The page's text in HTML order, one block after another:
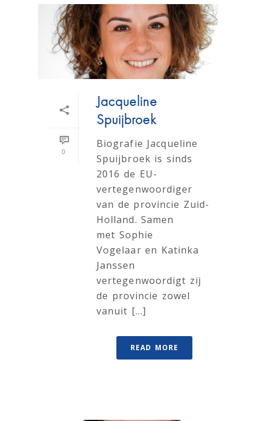
0
Jacqueline
Spuijbroek
Biografie Jacqueline
Spuijbroek is sinds
2016 de EU-
vertegenwoordiger
van de provincie Zuid-
Holland. Samen
met Sophie
Vogelaar en Katinka
Janssen
vertegenwoordigt zij
de provincie zowel
vanuit [...]
READ MORE